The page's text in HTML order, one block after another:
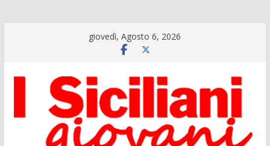
giovedì, Agosto 6, 2026